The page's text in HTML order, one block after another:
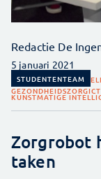
Redactie De
5 januari 2021
STUDENTENTEAM
GEZONDHEIDSZORGICT
KUNSTMATIGE
Zorgrobot
taken